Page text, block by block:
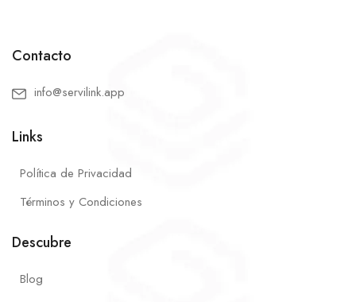
Contacto
info@servilink.app
Links
Política de Privacidad
Términos y Condiciones
Descubre
Blog